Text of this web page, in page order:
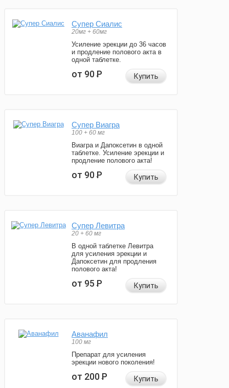
Супер Сиалис
20мг + 60мг
Усиление эрекции до 36 часов
и продление полового акта в
одной таблетке.
от 90Р Купить
Супер Виагра
100 + 60 мг
Виагра и Дапоксетин в одной
таблетке. Усиление эрекции и
продление полового акта!
от 90Р Купить
Супер Левитра
20 + 60 мг
В одной таблетке Левитра
для усиления эрекции и
Дапоксетин для продления
полового акта!
от 95Р Купить
Аванафил
100 мг
Препарат для усиления
эрекции нового поколения!
от 200Р Купить